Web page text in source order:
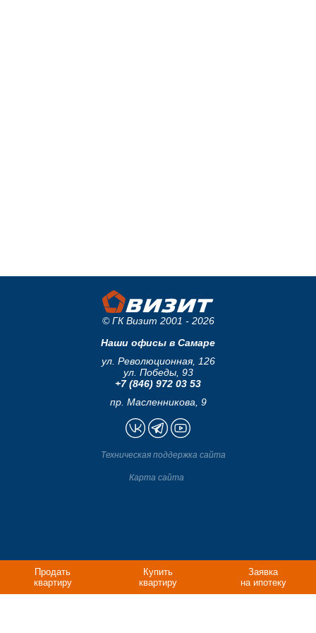
Продать
квартиру
Купить
квартиру
Заявка
на ипотеку
© ГК Визит 2001 - 2026
Наши офисы в Самаре
ул. Революционная, 126
ул. Победы, 93
+7 (846) 972 03 53
пр. Масленникова, 9
Техническая поддержка сайта
Карта сайта